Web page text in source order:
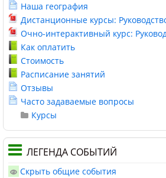
Наша география
Дистанционные курсы:
Очно-интерактивный курс:
Как оплатить
Стоимость
Расписание занятий
Отзывы
Часто задаваемые вопросы
Курсы
ЛЕГЕНДА СОБЫТИЙ
Скрыть общие события